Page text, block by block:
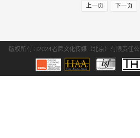
上一页 下一页
版权所有 ©2024者尼文化传媒（北京）有限责任